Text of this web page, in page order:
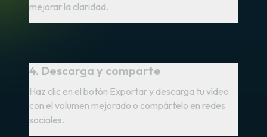
mejorar la claridad.
4. Descarga y comparte
Haz clic en el botón Exportar y descarga tu vídeo
con el volumen mejorado o compártelo en redes
sociales.